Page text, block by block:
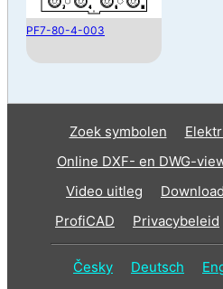
PF7-80-4-003
Zoek symbolen
Online DXF- en DWG-
Video uitleg
ProfiCAD
Privacybeleid
Česky Deutsch